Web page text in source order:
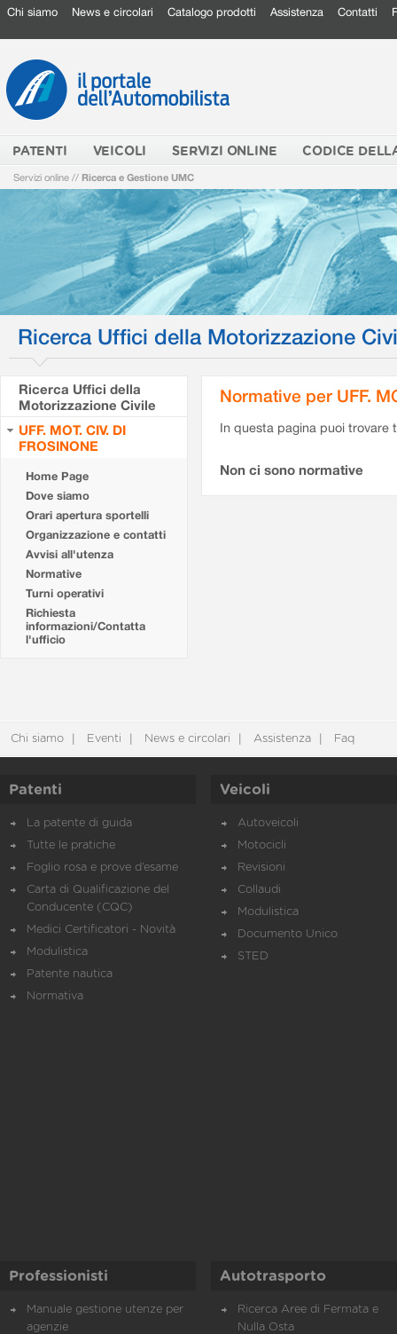
Chi siamo News e circolari Catalogo prodotti Assistenza Contatti
PATENTI VEICOLI SERVIZI ONLINE CODICE
Servizi online // Ricerca e Gestione UMC
Ricerca Uffici della Motorizzazione
Ricerca Uffici della
Motorizzazione Civile
UFF. MOT. CIV. DI
FROSINONE
Home Page
Dove siamo
Orari apertura sportelli
Organizzazione e contatti
Avvisi all'utenza
Normative
Turni operativi
Richiesta
informazioni/Contatta
l'ufficio
Normative per UFF.
In questa pagina puoi
Non ci sono normative
Chi siamo Eventi News e circolari Assistenza Faq
Patenti
La patente di guida
Tutte le pratiche
Foglio rosa e prove d’esame
Carta di Qualificazione del
Conducente (CQC)
Medici Certificatori - Novità
Modulistica
Patente nautica
Normativa
Veicoli
Autoveicoli
Motocicli
Revisioni
Collaudi
Modulistica
Documento Unico
STED
Professionisti
Manuale gestione utenze per
agenzie
Autotrasporto
Ricerca Aree di Fermata e
Nulla Osta